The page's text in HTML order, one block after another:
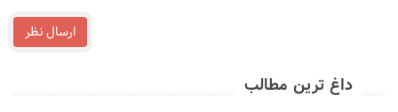
ارسال نظر
داغ ترین مطالب